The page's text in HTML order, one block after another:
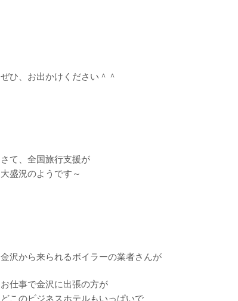
ぜひ、お出かけください＾＾
さて、全国旅行支援が
大盛況のようです～
金沢から来られるボイラーの業者さんが
お仕事で金沢に出張の方が
どこのビジネスホテルもいっぱいで